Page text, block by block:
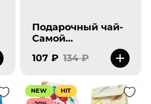
Подарочный чай-
Самой
свете.
107 ₽ 134 ₽
NEW
HIT